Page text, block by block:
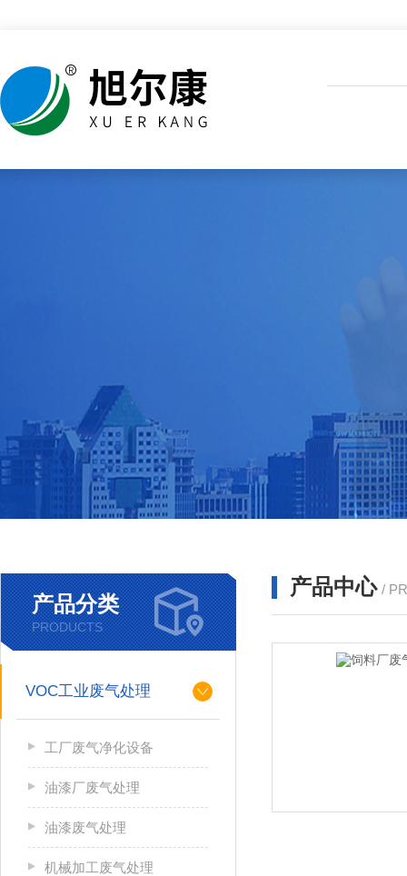
产品分类
PRODUCTS
VOC工业废气处理
工厂废气净化设备
油漆厂废气处理
油漆废气处理
机械加工废气处理
产品中心 /